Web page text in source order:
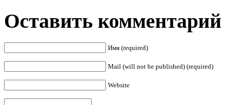
Оставить комментарий
Имя (required)
Mail (will not be published) (required)
Website